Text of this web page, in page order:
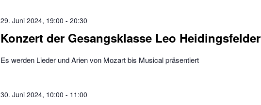
Konzert der Gesangsklasse Leo Heidingsfelder
29. Juni 2024, 19:00 - 20:30
Es werden Lieder und Arien von Mozart bis Musical präsentiert
30. Juni 2024, 10:00 - 11:00